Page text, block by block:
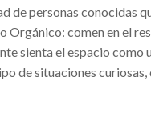
de personas conocidas
Orgánico: comen en el
sienta el espacio como
de situaciones